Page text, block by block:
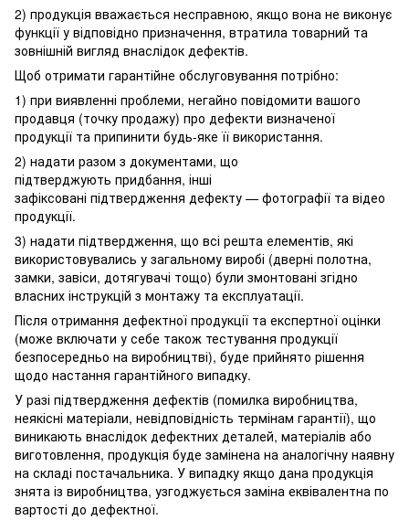
2) продукція вважається несправною, якщо вона не виконує
функції у відповідно призначення, втратила товарний та
зовнішній вигляд внаслідок дефектів.
Щоб отримати гарантійне обслуговування потрібно:
1) при виявленні проблеми, негайно повідомити вашого
продавця (точку продажу) про дефекти визначеної
продукції та припинити будь-яке її використання.
2) надати разом з документами, що
підтверджують придбання, інші
зафіксовані підтвердження дефекту — фотографії та відео
продукції.
3) надати підтвердження, що всі решта елементів, які
використовувались у загальному виробі (дверні полотна,
замки, завіси, дотягувачі тощо) були змонтовані згідно
власних інструкцій з монтажу та експлуатації.
Після отримання дефектної продукції та експертної оцінки
(може включати у себе також тестування продукції
безпосередньо на виробництві), буде прийнято рішення
щодо настання гарантійного випадку.
У разі підтвердження дефектів (помилка виробництва,
неякісні матеріали, невідповідність термінам гарантії), що
виникають внаслідок дефектних деталей, матеріалів або
виготовлення, продукція буде замінена на аналогічну наявну
на складі постачальника. У випадку якщо дана продукція
знята із виробництва, узгоджується заміна еквівалентна по
вартості до дефектної.